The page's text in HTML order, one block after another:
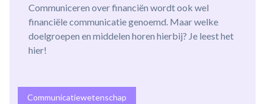
Communiceren over financiën wordt ook wel
financiële communicatie genoemd. Maar welke
doelgroepen en middelen horen hierbij? Je leest het
hier!
Communicatiewetenschap